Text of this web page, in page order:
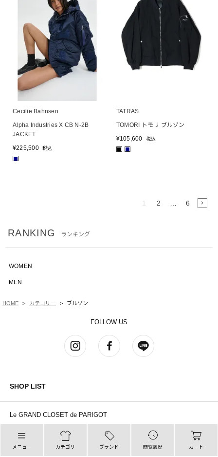
メニュー カテゴリ ブランド 閲覧履歴 カート
Cecilie Bahnsen
Alpha Industries X CB N-2B
JACKET
¥225,500 税込
TATRAS
TOMORI トモリ ブルゾン
¥105,600 税込
1 2 6
RANKING ランキング
WOMEN
MEN
HOME カテゴリー ブルゾン
FOLLOW US
SHOP LIST
Le GRAND CLOSET de PARIGOT
麻布台ヒルズ